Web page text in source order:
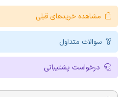
مشاهده خریدهای قبلی
سوالات متداول
درخواست پشتیبانی